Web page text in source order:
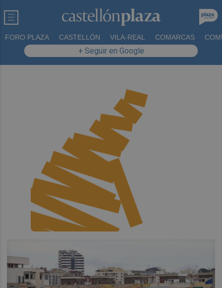
FORO PLAZA CASTELLÓN VILA-REAL COMARCAS
+ Seguir en Google